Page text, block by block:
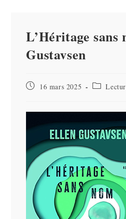
L’Héritage sans
Gustavsen
Publication
16 mars 2025
Post